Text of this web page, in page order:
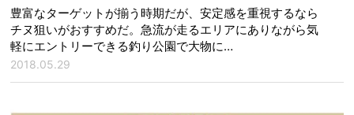
豊富なターゲットが揃う時期だが、安定感を重視するなら
チヌ狙いがおすすめだ。急流が走るエリアにありながら気
軽にエントリーできる釣り公園で大物に…
2018.05.29